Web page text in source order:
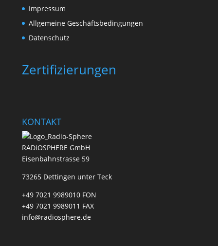
Impressum
Allgemeine Geschäftsbedingungen
Datenschutz
Zertifizierungen
KONTAKT
RADiOSPHERE GmbH
Eisenbahnstrasse 59
73265 Dettingen unter Teck
+49 7021 9989010 FON
+49 7021 9989011 FAX
info@radiosphere.de